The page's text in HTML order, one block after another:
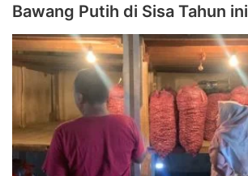
Bawang Putih di Sisa Tahun ini